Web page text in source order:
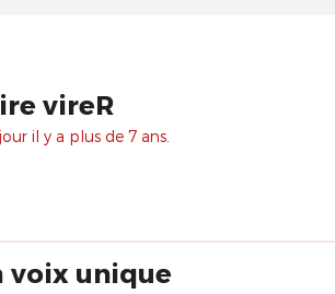
vireR
il y a plus de 7 ans.
voix unique